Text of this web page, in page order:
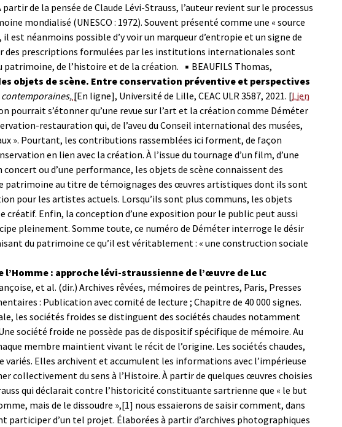
de la pensée de Claude Lévi-Strauss, l’auteur revient sur le processus
mondialisé (UNESCO : 1972). Souvent présenté comme une « source
est néanmoins possible d’y voir un marqueur d’entropie et un signe de
des prescriptions formulées par les institutions internationales sont
patrimoine, de l’histoire et de la création. ▪ BEAUFILS Thomas,
objets de scène. Entre conservation préventive et perspectives
[En ligne], Université de Lille, CEAC ULR 3587, 2021. [Lien
pourrait s’étonner qu’une revue sur l’art et la création comme Déméter
restauration qui, de l’aveu du Conseil international des musées,
». Pourtant, les contributions rassemblées ici forment, de façon
en lien avec la création. À l’issue du tournage d’un film, d’une
concert ou d’une performance, les objets de scène connaissent des
patrimoine au titre de témoignages des œuvres artistiques dont ils sont
pour les artistes actuels. Lorsqu’ils sont plus communs, les objets
créatif. Enfin, la conception d’une exposition pour le public peut aussi
pleinement. Somme toute, ce numéro de Déméter interroge le désir
du patrimoine ce qu’il est véritablement : « une construction sociale
: approche lévi-straussienne de l’œuvre de Luc
et al. (dir.) Archives rêvées, mémoires de peintres, Paris, Presses
: Publication avec comité de lecture ; Chapitre de 40 000 signes.
les sociétés froides se distinguent des sociétés chaudes notamment
société froide ne possède pas de dispositif spécifique de mémoire. Au
membre maintient vivant le récit de l’origine. Les sociétés chaudes,
Elles archivent et accumulent les informations avec l’impérieuse
collectivement du sens à l’Histoire. À partir de quelques œuvres choisies
qui déclarait contre l’historicité constituante sartrienne que « le but
mais de le dissoudre »,[1] nous essaierons de saisir comment, dans
participer d’un tel projet. Élaborées à partir d’archives photographiques